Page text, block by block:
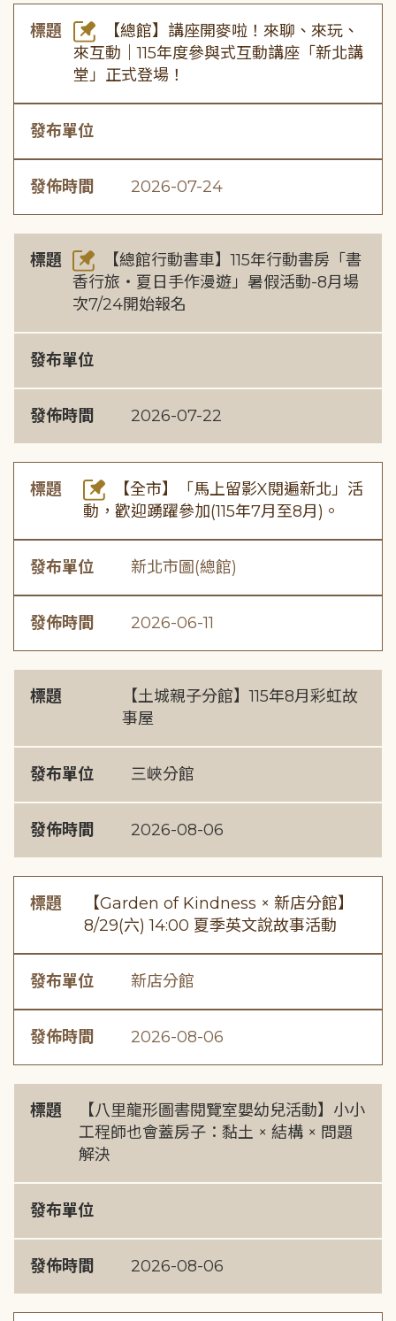
標題
【總館】講座開麥啦！來聊、來玩、
來互動｜115年度參與式互動講座「新北講
堂」正式登場！
發布單位
發佈時間 2026-07-24
標題
【總館行動書車】115年行動書房「書
香行旅・夏日手作漫遊」暑假活動-8月場
次7/24開始報名
發布單位
發佈時間 2026-07-22
標題
【全市】「馬上留影X閱遍新北」活
動，歡迎踴躍參加(115年7月至8月)。
發布單位 新北市圖(總館)
發佈時間 2026-06-11
標題
【土城親子分館】115年8月彩虹故
事屋
發布單位 三峽分館
發佈時間 2026-08-06
標題
【Garden of Kindness × 新店分館】
8/29(六) 14:00 夏季英文說故事活動
發布單位 新店分館
發佈時間 2026-08-06
標題
【八里龍形圖書閱覽室嬰幼兒活動】小小
工程師也會蓋房子：黏土 × 結構 × 問題
解決
發布單位
發佈時間 2026-08-06